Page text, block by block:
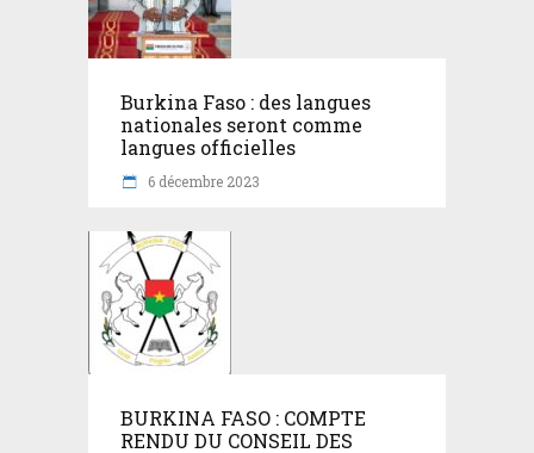
Burkina Faso : des langues
nationales seront comme
langues officielles
6 décembre 2023
BURKINA FASO : COMPTE
RENDU DU CONSEIL DES